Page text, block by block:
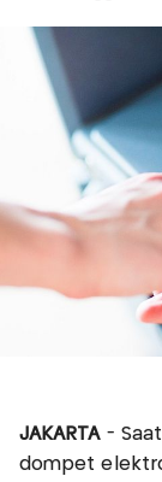
JAKARTA- Saat
dompet